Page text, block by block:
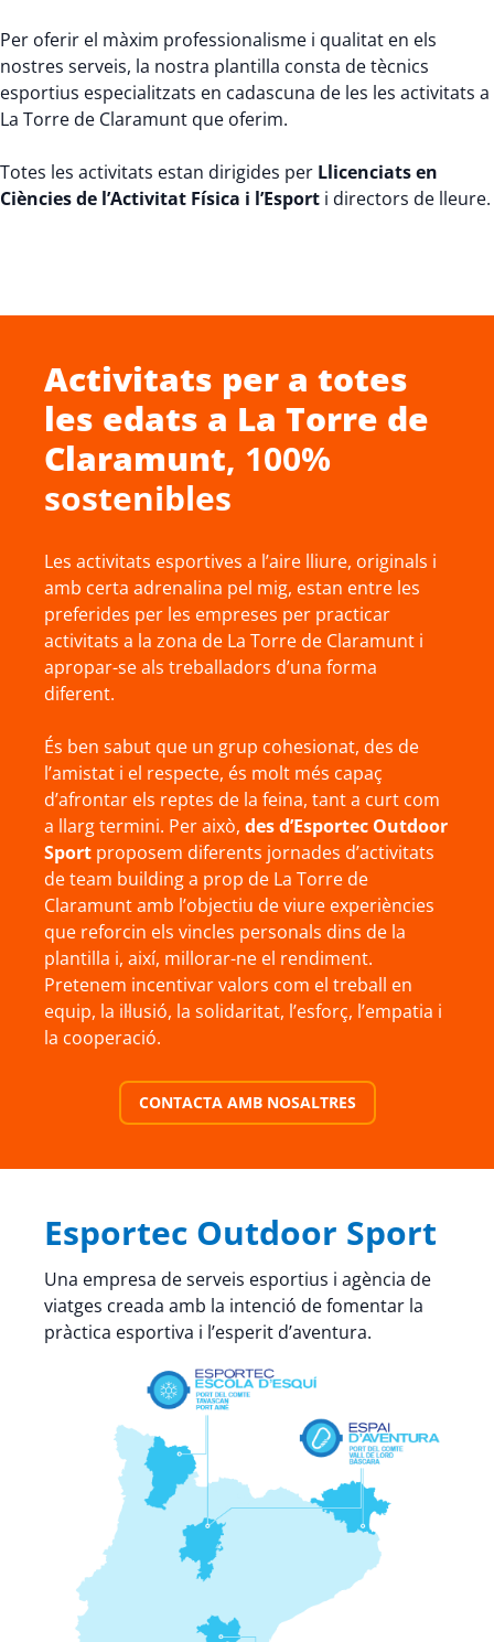
Per oferir el màxim professionalisme i qualitat en els
nostres serveis, la nostra plantilla consta de tècnics
esportius especialitzats en cadascuna de les les activitats a
La Torre de Claramunt que oferim.
Totes les activitats estan dirigides per Llicenciats en
Ciències de l’Activitat Física i l’Esport i directors de lleure.
Activitats per a totes
les edats a La Torre de
Claramunt, 100%
sostenibles
Les activitats esportives a l’aire lliure, originals i
amb certa adrenalina pel mig, estan entre les
preferides per les empreses per practicar
activitats a la zona de La Torre de Claramunt i
apropar-se als treballadors d’una forma
diferent.
És ben sabut que un grup cohesionat, des de
l’amistat i el respecte, és molt més capaç
d’afrontar els reptes de la feina, tant a curt com
a llarg termini. Per això, des d’Esportec Outdoor
Sport proposem diferents jornades d’activitats
de team building a prop de La Torre de
Claramunt amb l’objectiu de viure experiències
que reforcin els vincles personals dins de la
plantilla i, així, millorar-ne el rendiment.
Pretenem incentivar valors com el treball en
equip, la il·lusió, la solidaritat, l’esforç, l’empatia i
la cooperació.
CONTACTA AMB NOSALTRES
Esportec Outdoor Sport
Una empresa de serveis esportius i agència de
viatges creada amb la intenció de fomentar la
pràctica esportiva i l’esperit d’aventura.